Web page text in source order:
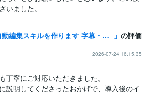
いました。
ClaudeでYMM4の自動編集スキルを作ります 字幕・表情・カメラ・画像挿入まで、面倒な編集をAIが自動化 の評価
2026-07-24 16:15:35
丁寧にご対応いただきました。
説明してくださったおかげで、導入後のイ